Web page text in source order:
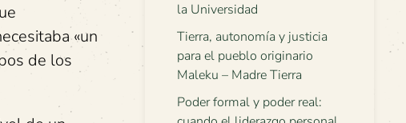
«un
de los
la Universidad
Tierra, autonomía y justicia
para el pueblo originario
Maleku – Madre Tierra
Poder formal y poder real: